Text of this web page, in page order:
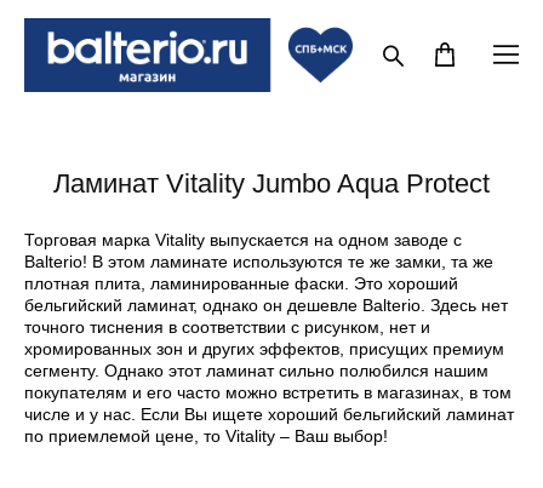
Ламинат Vitality Jumbo Aqua Protect
Торговая марка Vitality выпускается на одном заводе с
Balterio! В этом ламинате используются те же замки, та же
плотная плита, ламинированные фаски. Это хороший
бельгийский ламинат, однако он дешевле Balterio. Здесь нет
точного тиснения в соответствии с рисунком, нет и
хромированных зон и других эффектов, присущих премиум
сегменту. Однако этот ламинат сильно полюбился нашим
покупателям и его часто можно встретить в магазинах, в том
числе и у нас. Если Вы ищете хороший бельгийский ламинат
по приемлемой цене, то Vitality – Ваш выбор!